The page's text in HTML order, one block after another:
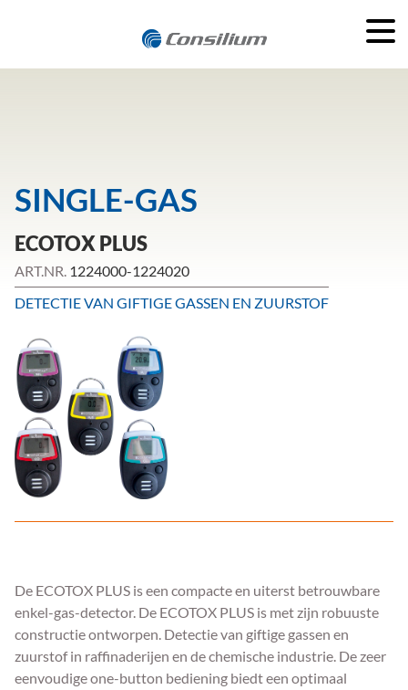
SINGLE-GAS
ECOTOX PLUS
ART.NR. 1224000-1224020
DETECTIE VAN GIFTIGE GASSEN EN ZUURSTOF
De ECOTOX PLUS is een compacte en uiterst betrouwbare
enkel-gas-detector. De ECOTOX PLUS is met zijn robuuste
constructie ontworpen. Detectie van giftige gassen en
zuurstof in raffinaderijen en de chemische industrie. De zeer
eenvoudige one-button bediening biedt een optimaal